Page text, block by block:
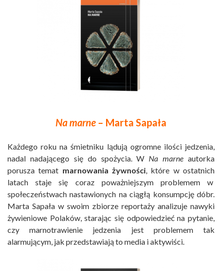
Na marne – Marta Sapała
Każdego roku na śmietniku lądują ogromne ilości jedzenia,
nadal nadającego się do spożycia. W Na marne autorka
porusza temat marnowania żywności, które w ostatnich
latach staje się coraz poważniejszym problemem w
społeczeństwach nastawionych na ciągłą konsumpcję dóbr.
Marta Sapała w swoim zbiorze reportaży analizuje nawyki
żywieniowe Polaków, starając się odpowiedzieć na pytanie,
czy marnotrawienie jedzenia jest problemem tak
alarmującym, jak przedstawiają to media i aktywiści.